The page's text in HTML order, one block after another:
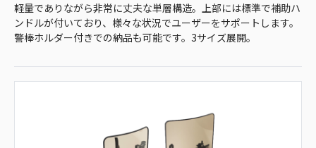
軽量でありながら非常に丈夫な単層構造。上部には標準で補助ハ
ンドルが付いており、様々な状況でユーザーをサポートします。
警棒ホルダー付きでの納品も可能です。3サイズ展開。